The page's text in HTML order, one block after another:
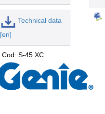
Technical data
[en]
Cod: S-45 XC